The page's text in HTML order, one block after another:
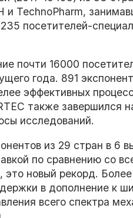
и TechnoPharm,
посетителей-
почти 16000
года. 891
эффективных
также завершился
исследований.
из 29 стран в 6
по сравнению со
это новый рекорд.
в дополнение к
всего спектра